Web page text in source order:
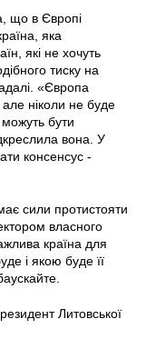
що в Європі
яка
які не хочуть
тиску на
«Європа
ніколи не буде
бути
вона. У
консенсус -
сили протистояти
власного
країна для
і якою буде її
Литовської